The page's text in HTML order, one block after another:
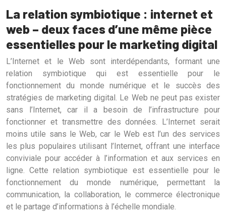
La relation symbiotique : internet et
web – deux faces d’une même pièce
essentielles pour le marketing digital
L’Internet et le Web sont interdépendants, formant une
relation symbiotique qui est essentielle pour le
fonctionnement du monde numérique et le succès des
stratégies de marketing digital. Le Web ne peut pas exister
sans l’Internet, car il a besoin de l’infrastructure pour
fonctionner et transmettre des données. L’Internet serait
moins utile sans le Web, car le Web est l’un des services
les plus populaires utilisant l’Internet, offrant une interface
conviviale pour accéder à l’information et aux services en
ligne. Cette relation symbiotique est essentielle pour le
fonctionnement du monde numérique, permettant la
communication, la collaboration, le commerce électronique
et le partage d’informations à l’échelle mondiale.